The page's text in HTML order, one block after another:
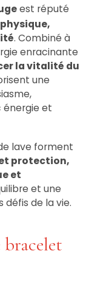
est réputé
. Combiné à
enracinante
la vitalité du
une
et
lave forment
protection,
et
et une
de la vie.